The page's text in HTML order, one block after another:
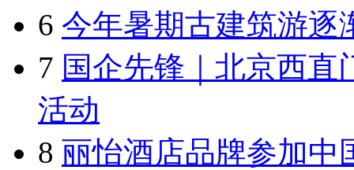
6 今年暑期古建筑游逐
7 国企先锋｜北京西直
活动
8 丽怡酒店品牌参加中